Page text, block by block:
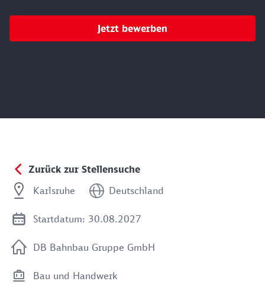
Jetzt bewerben
Zurück zur Stellensuche
Karlsruhe
Deutschland
Startdatum: 30.08.2027
DB Bahnbau Gruppe GmbH
Bau und Handwerk